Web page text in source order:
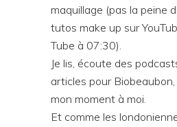
maquillage (pas la peine
tutos make up sur
Tube à 07:30).
Je lis, écoute des
articles pour Biobeaubon,
mon moment à moi.
Et comme les